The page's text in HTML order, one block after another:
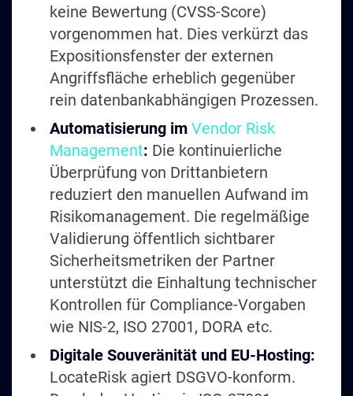
keine Bewertung (CVSS-Score)
vorgenommen hat. Dies verkürzt das
Expositionsfenster der externen
Angriffsfläche erheblich gegenüber
rein datenbankabhängigen Prozessen.
Automatisierung im Vendor Risk
Management: Die kontinuierliche
Überprüfung von Drittanbietern
reduziert den manuellen Aufwand im
Risikomanagement. Die regelmäßige
Validierung öffentlich sichtbarer
Sicherheitsmetriken der Partner
unterstützt die Einhaltung technischer
Kontrollen für Compliance-Vorgaben
wie NIS-2, ISO 27001, DORA etc.
Digitale Souveränität und EU-Hosting:
LocateRisk agiert DSGVO-konform.